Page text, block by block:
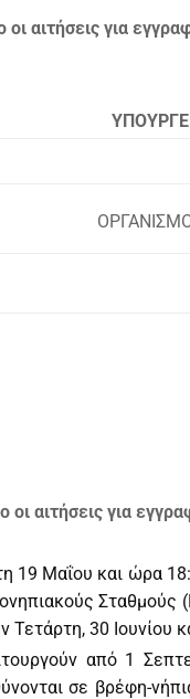
οι αιτήσεις για
οι αιτήσεις για
19 Μαΐου και ώρα
Σταθμούς
Τετάρτη, 30 Ιουνίου
από 1
σε βρέφη-